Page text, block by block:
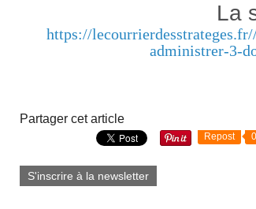
La
https://
administrer-3-
Partager cet article
Repost 0
S'inscrire à la newsletter